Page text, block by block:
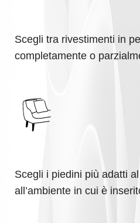
Scegli tra rivestimenti in
completamente o
Scegli i piedini più adatti
all’ambiente in cui è